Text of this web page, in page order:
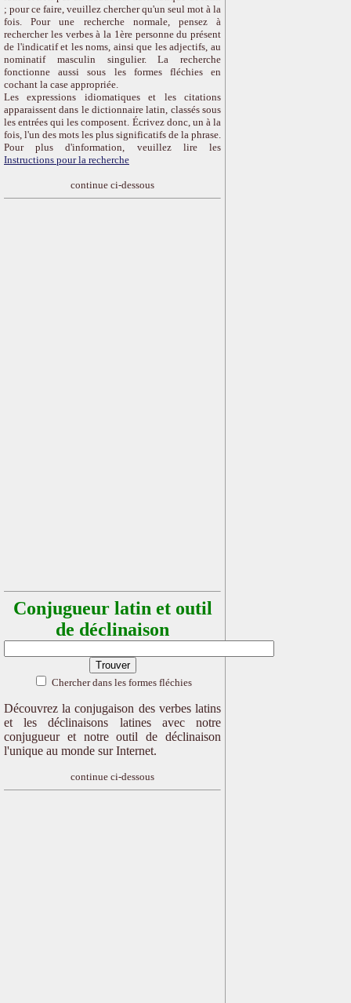
; pour ce faire, veuillez chercher qu'un seul mot à la
fois. Pour une recherche normale, pensez à
rechercher les verbes à la 1ère personne du présent
de l'indicatif et les noms, ainsi que les adjectifs, au
nominatif masculin singulier. La recherche
fonctionne aussi sous les formes fléchies en
cochant la case appropriée.
Les expressions idiomatiques et les citations
apparaissent dans le dictionnaire latin, classés sous
les entrées qui les composent. Écrivez donc, un à la
fois, l'un des mots les plus significatifs de la phrase.
Pour plus d'information, veuillez lire les
Instructions pour la recherche
continue ci-dessous
Conjugueur latin et outil
de déclinaison
Chercher dans les formes fléchies
Découvrez la conjugaison des verbes latins
et les déclinaisons latines avec notre
conjugueur et notre outil de déclinaison
l'unique au monde sur Internet.
continue ci-dessous